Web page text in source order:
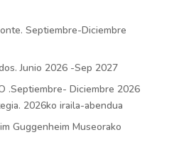
Septiembre-Diciembre
Junio 2026 -Sep 2027
.Septiembre- Diciembre 2026
2026ko iraila-abendua
Guggenheim Museorako